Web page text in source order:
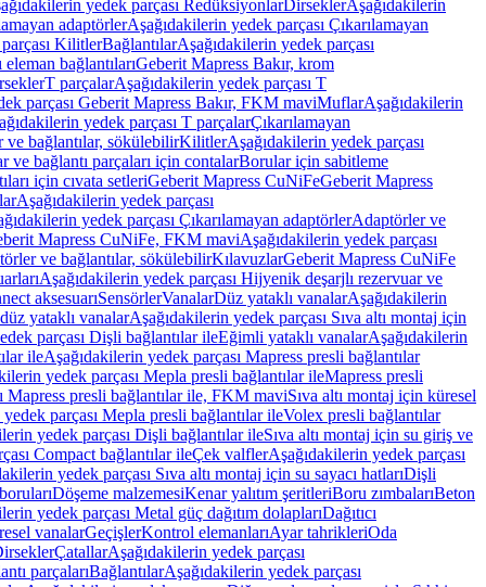
yedek parçası RedüksiyonlarDirseklerAşağıdakilerin
adaptörlerAşağıdakilerin yedek parçası Çıkarılamayan
KilitlerBağlantılarAşağıdakilerin yedek parçası
eleman bağlantılarıGeberit Mapress Bakır, krom
T parçalarAşağıdakilerin yedek parçası T
parçası Geberit Mapress Bakır, FKM maviMuflarAşağıdakilerin
yedek parçası T parçalarÇıkarılamayan
ve bağlantılar, sökülebilirKilitlerAşağıdakilerin yedek parçası
ve bağlantı parçaları için contalarBorular için sabitleme
için cıvata setleriGeberit Mapress CuNiFeGeberit Mapress
Aşağıdakilerin yedek parçası
yedek parçası Çıkarılamayan adaptörlerAdaptörler ve
Mapress CuNiFe, FKM maviAşağıdakilerin yedek parçası
ve bağlantılar, sökülebilirKılavuzlarGeberit Mapress CuNiFe
Aşağıdakilerin yedek parçası Hijyenik deşarjlı rezervuar ve
aksesuarıSensörlerVanalarDüz yataklı vanalarAşağıdakilerin
yataklı vanalarAşağıdakilerin yedek parçası Sıva altı montaj için
parçası Dişli bağlantılar ileEğimli yataklı vanalarAşağıdakilerin
ileAşağıdakilerin yedek parçası Mapress presli bağlantılar
yedek parçası Mepla presli bağlantılar ileMapress presli
Mapress presli bağlantılar ile, FKM maviSıva altı montaj için küresel
parçası Mepla presli bağlantılar ileVolex presli bağlantılar
yedek parçası Dişli bağlantılar ileSıva altı montaj için su giriş ve
Compact bağlantılar ileÇek valflerAşağıdakilerin yedek parçası
yedek parçası Sıva altı montaj için su sayacı hatlarıDişli
Döşeme malzemesiKenar yalıtım şeritleriBoru zımbalarıBeton
yedek parçası Metal güç dağıtım dolaplarıDağıtıcı
vanalarGeçişlerKontrol elemanlarıAyar tahrikleriOda
ÇatallarAşağıdakilerin yedek parçası
parçalarıBağlantılarAşağıdakilerin yedek parçası